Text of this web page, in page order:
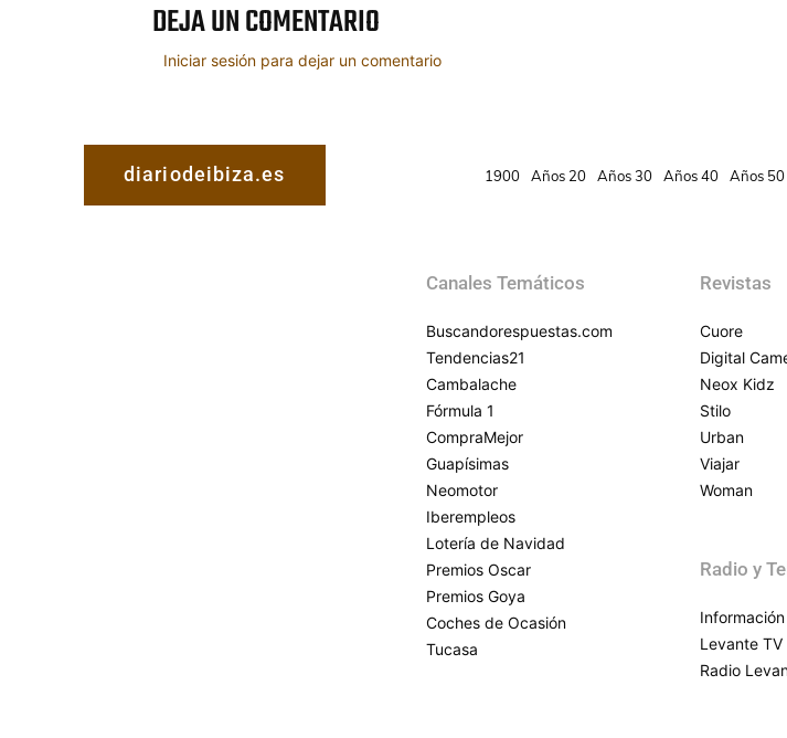
DEJA UN COMENTARIO
Iniciar sesión para dejar un comentario
diariodeibiza.es 1900 Años 20 Años 30 Años 40 Años 50
Canales Temáticos
Buscandorespuestas.com
Tendencias21
Cambalache
Fórmula 1
CompraMejor
Guapísimas
Neomotor
Iberempleos
Lotería de Navidad
Premios Oscar
Premios Goya
Coches de Ocasión
Tucasa
Revistas
Cuore
Digital
Neox Kidz
Stilo
Urban
Viajar
Woman
Radio y
Levante TV
Radio